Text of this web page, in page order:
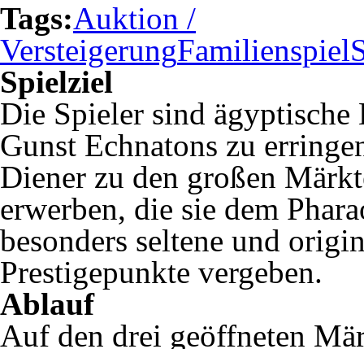
Tags:Auktion /
VersteigerungFamilienspiel
Spielziel
Die Spieler sind
Gunst Echnatons zu
Diener zu den großen
erwerben, die sie dem
besonders seltene und
Prestigepunkte vergeben.
Ablauf
Auf den drei geöffneten